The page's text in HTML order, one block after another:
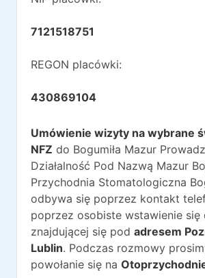
7121518751
REGON placówki:
430869104
Umówienie wizyty na wybrane
NFZ do Bogumiła Mazur
Działalność Pod Nazwą Mazur
Przychodnia Stomatologiczna
odbywa się poprzez kontakt
poprzez osobiste wstawienie się
znajdującej się pod adresem
Lublin. Podczas rozmowy
powołanie się na